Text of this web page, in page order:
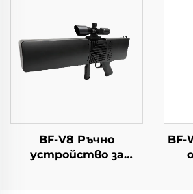
Портативен
детектор на
сигнали с голям
обхват за FPV
BF-V8 Ръчно
устройство за
BF-